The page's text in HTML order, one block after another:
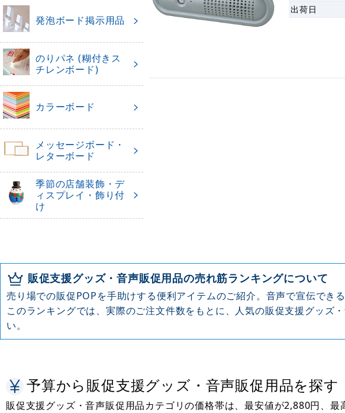
出荷日
発泡ボード掲示用品
のりパネ (糊付きス
チレンボード)
カラーボード
メッセージボード・
レターボード
季節の店舗装飾・デ
ィスプレイ・飾り付
け
販促支援グッズ・音声販促用品の売れ筋ランキングについて
売り場での販促POPを手助けする便利アイテムのご紹介。音声で宣伝でき
このランキングでは、実際のご注文件数をもとに、人気の販促支援グッズ
い。
予算から販促支援グッズ・音声販促用品を探す
販促支援グッズ・音声販促用品カテゴリの価格帯は、最安値が2,880円、